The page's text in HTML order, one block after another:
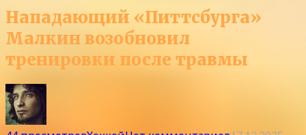
Нападающий «Питтсбурга»
Малкин возобновил
тренировки после травмы